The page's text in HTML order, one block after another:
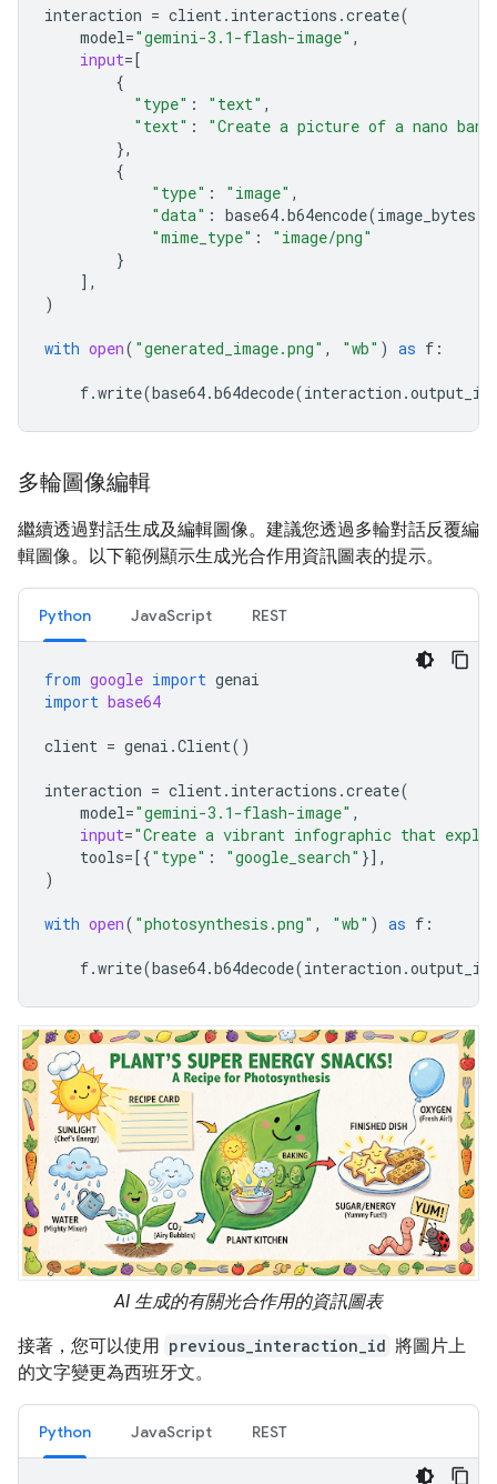
interaction = client. interactions .create(
model="gemini-3.1-flash-image" ,
input=[
{
"type" : "text" ,
"text" :
"Create a picture of a nano
},
{
"type" : "image" ,
"data" : base64.b64encode(image_bytes
"mime_type" :
"image/png"
}
],
)
with open( "generated_image.png" , "wb" ) as f :
f.write(base64.b64decode(interaction .
多輪圖像編輯
繼續透過對話生成及編輯圖像。建議您透過多輪對話反覆編
輯圖像。以下範例顯示生成光合作用資訊圖表的提示。
Python JavaScript REST
from google import genai
import base64
client = genai .Client()
interaction = client. interactions .create(
model="gemini-3.1-flash-image" ,
input="Create a vibrant infographic that
tools=[{"type" : "google_search" }],
)
with open( "photosynthesis.png" , "wb" ) as f :
f.write(base64.b64decode(interaction .
AI 生成的有關光合作用的資訊圖表
接著，您可以使用 previous_interaction_id 將圖片上
的文字變更為西班牙文。
Python JavaScript REST